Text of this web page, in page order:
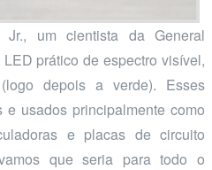
um cientista da General
prático de espectro visível,
depois a verde). Esses
usados principalmente como
e placas de circuito
que seria para todo o